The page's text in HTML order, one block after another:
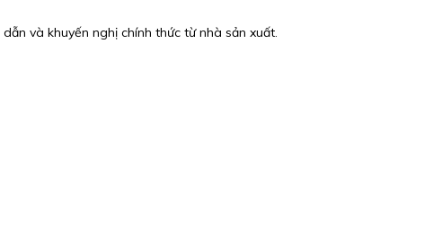
và khuyến nghị chính thức từ nhà sản xuất.